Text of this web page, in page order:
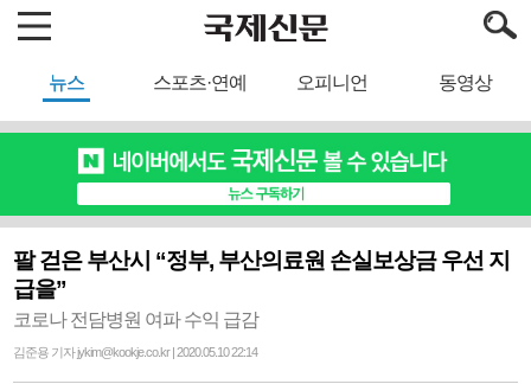
뉴스 스포츠·연예 오피니언 동영상
팔 걷은 부산시 “정부, 부산의료원 손실보상금 우선 지
급을”
코로나 전담병원 여파 수익 급감
김준용 기자 jykim@kookje.co.kr | 2020.05.10 22:14